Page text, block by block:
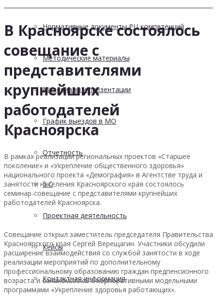
Нормативные документы РЦ компетенций
Методические материалы
Материалы и презентации
График выездов в МО
Отчетность
5 С
Проектная деятельность
Кейсы
Контактная информация
В Красноярске состоялось
совещание с
представителями
крупнейших
работодателей
Красноярска
В рамках реализации региональных проектов «Старшее
поколение» и «Укрепление общественного здоровья»
национального проекта «Демография» в Агентстве труда и
занятости населения Красноярского края состоялось
семинар-совещание с представителями крупнейших
работодателей Красноярска.
Совещание открыл заместитель председателя Правительства
Красноярского края Сергей Верещагин. Участники обсудили
расширение взаимодействия со службой занятости в ходе
реализации мероприятий по дополнительному
профессиональному образованию граждан предпенсионного
возраста и ознакомились с корпоративными модельными
программами «Укрепление здоровья работающих».